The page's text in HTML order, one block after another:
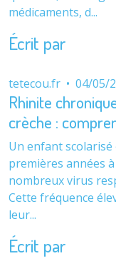
médicaments, d...
Écrit par
tetecou.fr • 04/05/
Rhinite
crèche :
Un enfant
premières années
nombreux virus
Cette fréquence
leur...
Écrit par